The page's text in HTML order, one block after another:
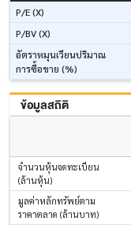
P/E (X)
P/BV (X)
อัตราหมุนเวียนปริมาณ
การซื้อขาย (%)
ข้อมูลสถิติ
จำนวนหุ้นจดทะเบียน
(ล้านหุ้น)
มูลค่าหลักทรัพย์ตาม
ราคาตลาด (ล้านบาท)